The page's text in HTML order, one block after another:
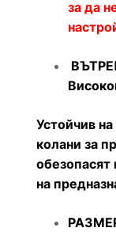
за да
Устойчив
колани за
на